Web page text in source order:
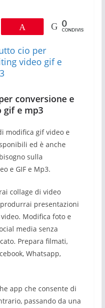
0
CONDIVISIONI
conversione e
gif e mp3
modifica gif video e
ed è anche
sulla
e GIF e Mp3.
collage di video
presentazioni
Modifica foto e
media senza
Prepara filmati,
Whatsapp,
app che consente di
passando da una